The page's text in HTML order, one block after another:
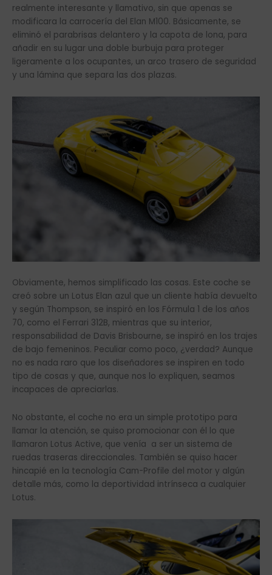
realmente interesante y llamativo, sin que apenas se
modificara la carrocería del Elan M100. Básicamente, se
eliminó el parabrisas delantero y la capota de lona, para
añadir en su lugar una doble burbuja para proteger
ligeramente a los ocupantes, un arco trasero de seguridad
y una lámina que separa las dos plazas.
Obviamente, hemos simplificado las cosas. Este coche se
creó sobre un Lotus Elan azul que un cliente había devuelto
y según Thompson, se inspiró en los Fórmula 1 de los años
70, como el Ferrari 312B, mientras que su interior,
responsabilidad de Davis Brisbourne, se inspiró en los trajes
de bajo femeninos. Peculiar como poco, ¿verdad? Aunque
no es nada raro que los diseñadores se inspiren en todo
tipo de cosas y que, aunque nos lo expliquen, seamos
incapaces de apreciarlas.
No obstante, el coche no era un simple prototipo para
llamar la atención, se quiso promocionar con él lo que
llamaron Lotus Active, que venía a ser un sistema de
ruedas traseras direccionales. También se quiso hacer
hincapié en la tecnología Cam-Profile del motor y algún
detalle más, como la deportividad intrínseca a cualquier
Lotus.